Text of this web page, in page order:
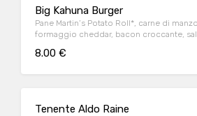
Big Kahuna Burger
Pane Martin’s Potato Roll*, carne di
formaggio cheddar, bacon croccante,
8.00 €
Tenente Aldo Raine